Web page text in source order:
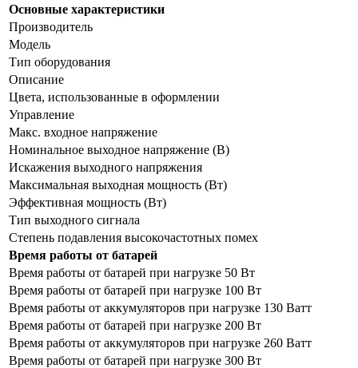
Основные характеристики
Производитель
Модель
Тип оборудования
Описание
Цвета, использованные в оформлении
Управление
Макс. входное напряжение
Номинальное выходное напряжение (В)
Искажения выходного напряжения
Максимальная выходная мощность (Вт)
Эффективная мощность (Вт)
Тип выходного сигнала
Степень подавления высокочастотных помех
Время работы от батарей
Время работы от батарей при нагрузке 50 Вт
Время работы от батарей при нагрузке 100 Вт
Время работы от аккумуляторов при нагрузке 130 Ватт
Время работы от батарей при нагрузке 200 Вт
Время работы от аккумуляторов при нагрузке 260 Ватт
Время работы от батарей при нагрузке 300 Вт